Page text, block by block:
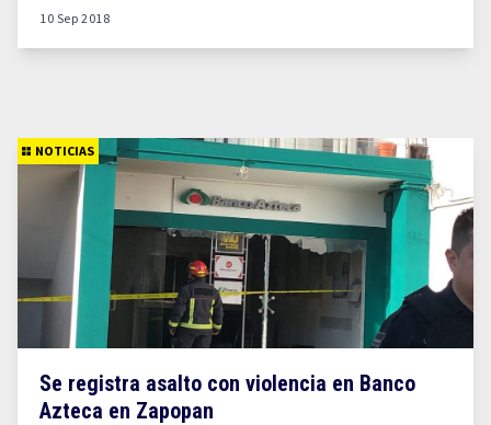
10 Sep 2018
NOTICIAS
Se registra asalto con violencia en Banco
Azteca en Zapopan